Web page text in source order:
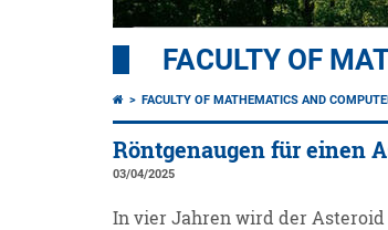
FACULTY OF
FACULTY OF MATHEMATICS AND
Röntgenaugen für einen
03/04/2025
In vier Jahren wird der